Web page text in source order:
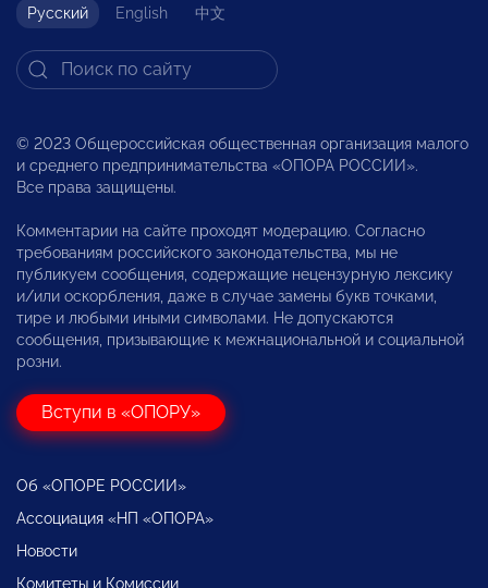
Русский English 中文
© 2023 Общероссийская общественная организация малого
и среднего предпринимательства «ОПОРА РОССИИ».
Все права защищены.
Комментарии на сайте проходят модерацию. Согласно
требованиям российского законодательства, мы не
публикуем сообщения, содержащие нецензурную лексику
и/или оскорбления, даже в случае замены букв точками,
тире и любыми иными символами. Не допускаются
сообщения, призывающие к межнациональной и социальной
розни.
Вступи в «ОПОРУ»
Об «ОПОРЕ РОССИИ»
Ассоциация «НП «ОПОРА»
Новости
Комитеты и Комиссии